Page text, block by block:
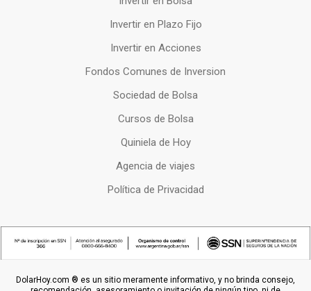
Invertir en Plazo Fijo
Invertir en Acciones
Fondos Comunes de Inversion
Sociedad de Bolsa
Cursos de Bolsa
Quiniela de Hoy
Agencia de viajes
Política de Privacidad
DolarHoy.com ® es un sitio meramente informativo, y no brinda consejo,